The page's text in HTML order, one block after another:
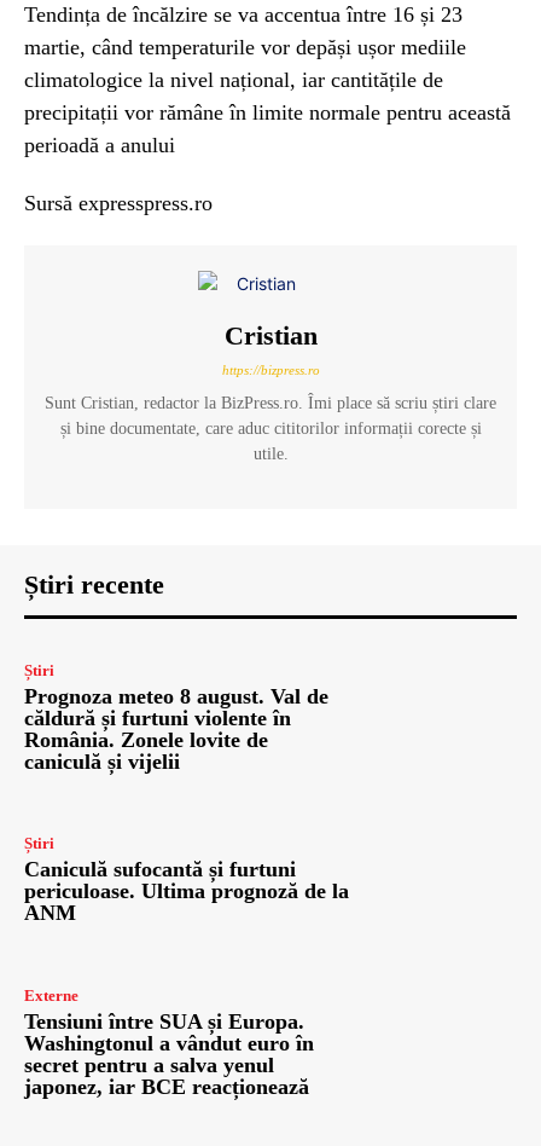
Tendința de încălzire se va accentua între 16 și 23
martie, când temperaturile vor depăși ușor mediile
climatologice la nivel național, iar cantitățile de
precipitații vor rămâne în limite normale pentru această
perioadă a anului
Sursă expresspress.ro
Cristian
https://bizpress.ro
Sunt Cristian, redactor la BizPress.ro. Îmi place să scriu știri clare
și bine documentate, care aduc cititorilor informații corecte și
utile.
Știri recente
Știri
Prognoza meteo 8 august. Val de
căldură și furtuni violente în
România. Zonele lovite de
caniculă și vijelii
Știri
Caniculă sufocantă și furtuni
periculoase. Ultima prognoză de la
ANM
Externe
Tensiuni între SUA și Europa.
Washingtonul a vândut euro în
secret pentru a salva yenul
japonez, iar BCE reacționează